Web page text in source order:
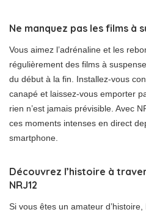
Ne manquez pas les films à
Vous aimez l’adrénaline et les
régulièrement des films à
du début à la fin. Installez-vous
canapé et laissez-vous emporter
rien n’est jamais prévisible. Avec
ces moments intenses en direct
smartphone.
Découvrez l’histoire à
NRJ12
Si vous êtes un amateur